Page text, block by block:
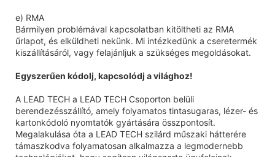
e) RMA
Bármilyen problémával kapcsolatban kitöltheti az RMA
űrlapot, és elküldheti nekünk. Mi intézkedünk a cseretermék
kiszállításáról, vagy felajánljuk a szükséges megoldásokat.
Egyszerűen kódolj, kapcsolódj a világhoz!
A LEAD TECH a LEAD TECH Csoporton belüli
berendezésszállító, amely folyamatos tintasugaras, lézer- és
kartonkódoló nyomtatók gyártására összpontosít.
Megalakulása óta a LEAD TECH szilárd műszaki hátterére
támaszkodva folyamatosan alkalmazza a legmodernebb